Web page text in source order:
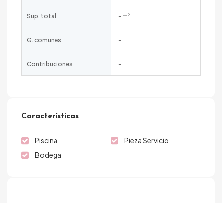
Sup. total - m2
G. comunes -
Contribuciones -
Características
Piscina
Pieza Servicio
Bodega